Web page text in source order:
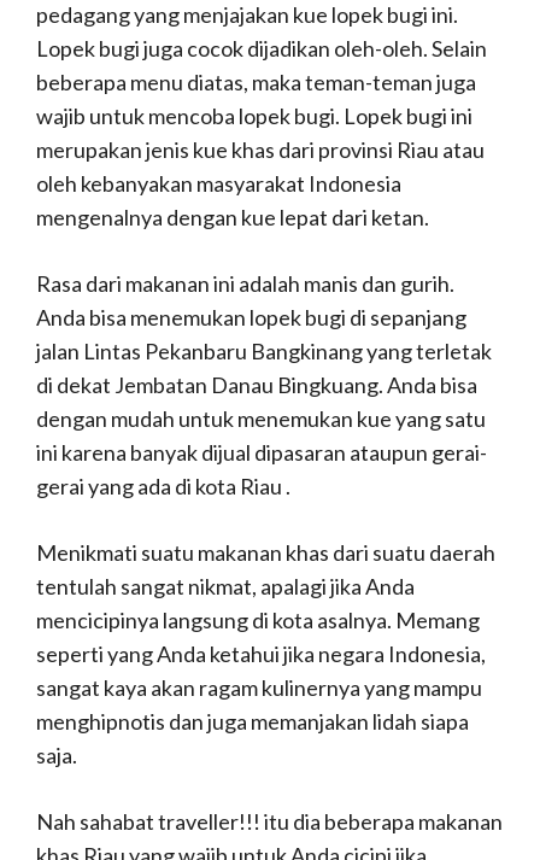
pedagang yang menjajakan kue lopek bugi ini.
Lopek bugi juga cocok dijadikan oleh-oleh. Selain
beberapa menu diatas, maka teman-teman juga
wajib untuk mencoba lopek bugi. Lopek bugi ini
merupakan jenis kue khas dari provinsi Riau atau
oleh kebanyakan masyarakat Indonesia
mengenalnya dengan kue lepat dari ketan.
Rasa dari makanan ini adalah manis dan gurih.
Anda bisa menemukan lopek bugi di sepanjang
jalan Lintas Pekanbaru Bangkinang yang terletak
di dekat Jembatan Danau Bingkuang. Anda bisa
dengan mudah untuk menemukan kue yang satu
ini karena banyak dijual dipasaran ataupun gerai-
gerai yang ada di kota Riau .
Menikmati suatu makanan khas dari suatu daerah
tentulah sangat nikmat, apalagi jika Anda
mencicipinya langsung di kota asalnya. Memang
seperti yang Anda ketahui jika negara Indonesia,
sangat kaya akan ragam kulinernya yang mampu
menghipnotis dan juga memanjakan lidah siapa
saja.
Nah sahabat traveller!!! itu dia beberapa makanan